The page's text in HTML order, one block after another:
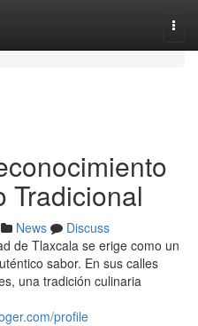
Tradicional
News
Discuss
de Tlaxcala se erige como un
sabor. En sus calles
una tradición culinaria
profile